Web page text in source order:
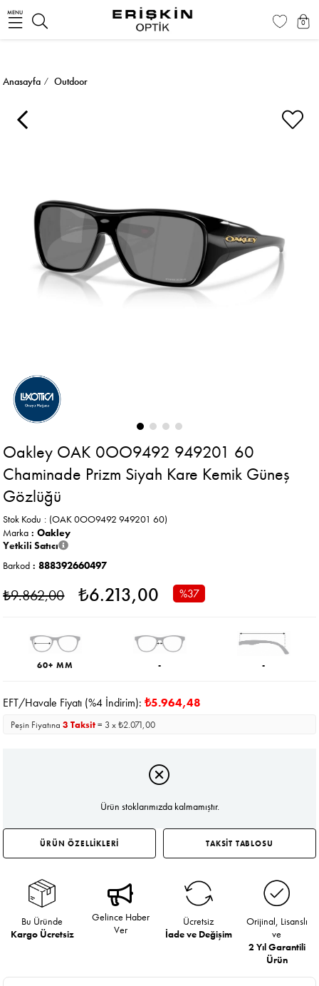
MENU
0
Anasayfa Outdoor
Oakley OAK 0OO9492 949201 60
Chaminade Prizm Siyah Kare Kemik Güneş
Gözlüğü
(OAK 0OO9492 949201 60)
Stok Kodu
Marka : Oakley
Yetkili Satıcı
Barkod : 888392660497
₺9.862,00 ₺6.213,00 %37
60+ MM - -
EFT/Havale Fiyatı (%4 İndirim):₺5.964,48
Peşin Fiyatına3 Taksit= 3 x ₺2.071,00
Ürün stoklarımızda kalmamıştır.
ÜRÜN ÖZELLİKLERİ TAKSİT TABLOSU
Bu Üründe
Kargo Ücretsiz
Gelince Haber
Ver
Ücretsiz
İade ve Değişim
Orijinal, Lisanslı
ve
2 Yıl Garantili
Ürün